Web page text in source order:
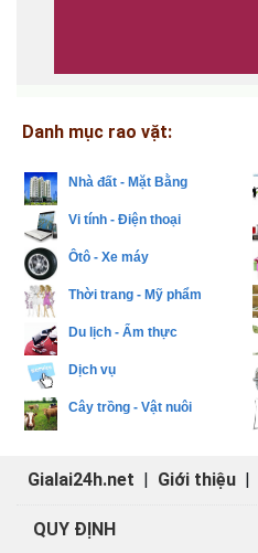
Danh mục rao vặt:
Nhà đất - Mặt Bằng
Vi tính - Điện thoại
Ôtô - Xe máy
Thời trang - Mỹ phẩm
Du lịch - Ẩm thực
Dịch vụ
Cây trồng - Vật nuôi
Gialai24h.net | Giới thiệu |
QUY ĐỊNH